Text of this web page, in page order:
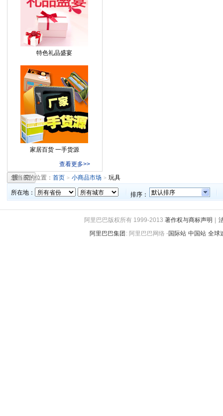
特色礼品盛宴
家居百货 一手货源
查看更多>>
您当前的位置： 首页 > 小商品市场 > 玩具
所在地： 排序： 默认排序
阿里巴巴版权所有 1999-2013 著作权与商标声明
阿里巴巴集团 : 阿里巴巴网络 -国际站 中国站 全球